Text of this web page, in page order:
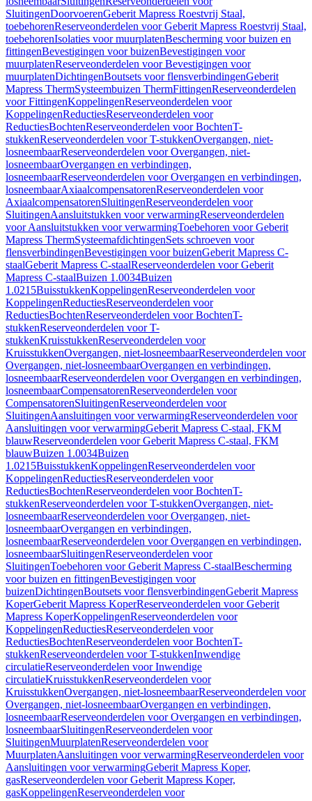
SluitingenDoorvoerenGeberit Mapress Roestvrij Staal,
toebehorenReserveonderdelen voor Geberit Mapress Roestvrij Staal,
toebehorenIsolaties voor muurplatenBescherming voor buizen en
fittingenBevestigingen voor buizenBevestigingen voor
muurplatenReserveonderdelen voor Bevestigingen voor
muurplatenDichtingenBoutsets voor flensverbindingenGeberit
Mapress ThermSysteembuizen ThermFittingenReserveonderdelen
voor FittingenKoppelingenReserveonderdelen voor
KoppelingenReductiesReserveonderdelen voor
ReductiesBochtenReserveonderdelen voor BochtenT-
stukkenReserveonderdelen voor T-stukkenOvergangen, niet-
losneembaarReserveonderdelen voor Overgangen, niet-
losneembaarOvergangen en verbindingen,
losneembaarReserveonderdelen voor Overgangen en verbindingen,
losneembaarAxiaalcompensatorenReserveonderdelen voor
AxiaalcompensatorenSluitingenReserveonderdelen voor
SluitingenAansluitstukken voor verwarmingReserveonderdelen
voor Aansluitstukken voor verwarmingToebehoren voor Geberit
Mapress ThermSysteemafdichtingenSets schroeven voor
flensverbindingenBevestigingen voor buizenGeberit Mapress C-
staalGeberit Mapress C-staalReserveonderdelen voor Geberit
Mapress C-staalBuizen 1.0034Buizen
1.0215BuisstukkenKoppelingenReserveonderdelen voor
KoppelingenReductiesReserveonderdelen voor
ReductiesBochtenReserveonderdelen voor BochtenT-
stukkenReserveonderdelen voor T-
stukkenKruisstukkenReserveonderdelen voor
KruisstukkenOvergangen, niet-losneembaarReserveonderdelen voor
Overgangen, niet-losneembaarOvergangen en verbindingen,
losneembaarReserveonderdelen voor Overgangen en verbindingen,
losneembaarCompensatorenReserveonderdelen voor
CompensatorenSluitingenReserveonderdelen voor
SluitingenAansluitingen voor verwarmingReserveonderdelen voor
Aansluitingen voor verwarmingGeberit Mapress C-staal, FKM
blauwReserveonderdelen voor Geberit Mapress C-staal, FKM
blauwBuizen 1.0034Buizen
1.0215BuisstukkenKoppelingenReserveonderdelen voor
KoppelingenReductiesReserveonderdelen voor
ReductiesBochtenReserveonderdelen voor BochtenT-
stukkenReserveonderdelen voor T-stukkenOvergangen, niet-
losneembaarReserveonderdelen voor Overgangen, niet-
losneembaarOvergangen en verbindingen,
losneembaarReserveonderdelen voor Overgangen en verbindingen,
losneembaarSluitingenReserveonderdelen voor
SluitingenToebehoren voor Geberit Mapress C-staalBescherming
voor buizen en fittingenBevestigingen voor
buizenDichtingenBoutsets voor flensverbindingenGeberit Mapress
KoperGeberit Mapress KoperReserveonderdelen voor Geberit
Mapress KoperKoppelingenReserveonderdelen voor
KoppelingenReductiesReserveonderdelen voor
ReductiesBochtenReserveonderdelen voor BochtenT-
stukkenReserveonderdelen voor T-stukkenInwendige
circulatieReserveonderdelen voor Inwendige
circulatieKruisstukkenReserveonderdelen voor
KruisstukkenOvergangen, niet-losneembaarReserveonderdelen voor
Overgangen, niet-losneembaarOvergangen en verbindingen,
losneembaarReserveonderdelen voor Overgangen en verbindingen,
losneembaarSluitingenReserveonderdelen voor
SluitingenMuurplatenReserveonderdelen voor
MuurplatenAansluitingen voor verwarmingReserveonderdelen voor
Aansluitingen voor verwarmingGeberit Mapress Koper,
gasReserveonderdelen voor Geberit Mapress Koper,
gasKoppelingenReserveonderdelen voor